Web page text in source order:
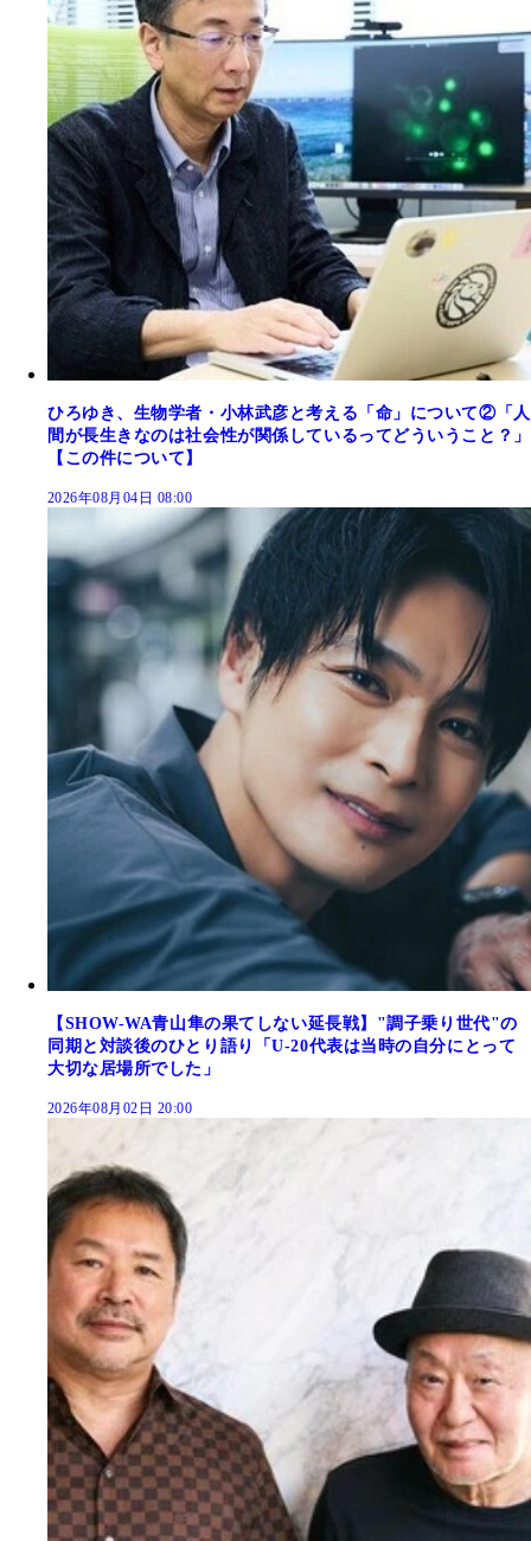
ひろゆき、生物学者・小林武彦と考える「命」について②「人
間が長生きなのは社会性が関係しているってどういうこと？」
【この件について】
2026年08月04日 08:00
【SHOW-WA青山隼の果てしない延長戦】"調子乗り世代"の
同期と対談後のひとり語り「U-20代表は当時の自分にとって
大切な居場所でした」
2026年08月02日 20:00